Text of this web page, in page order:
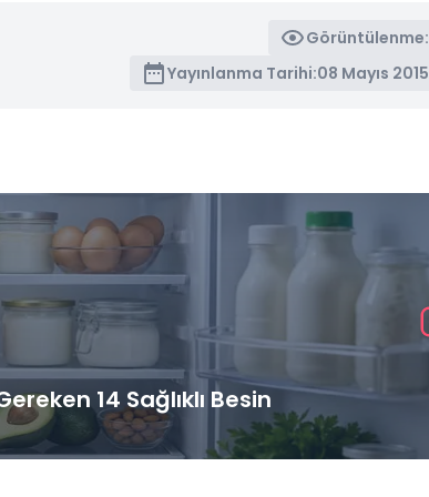
Görüntülenme:
Yayınlanma Tarihi:08 Mayıs 2015
14 Sağlıklı Besin